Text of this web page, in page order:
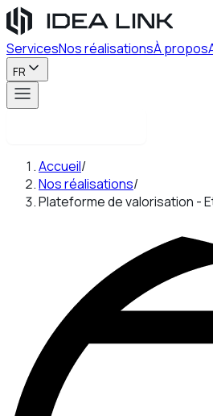
ServicesNos réalisationsÀ propos
FR
Accueil/
Nos réalisations/
Plateforme de valorisation -